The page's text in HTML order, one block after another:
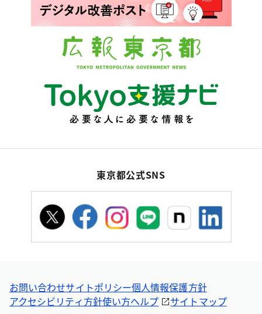
東京都公式SNS
お問い合わせサイトポリシー個人情報保護方針
アクセシビリティ方針使い方ヘルプ サイトマップ